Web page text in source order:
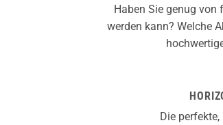
Haben Sie genug von
werden kann? Welche
Die